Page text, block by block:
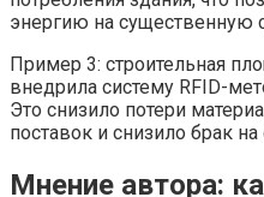
энергию на существенную
Пример 3: строительная
внедрила систему RFID-
Это снизило потери
поставок и снизило брак на
Мнение автора: